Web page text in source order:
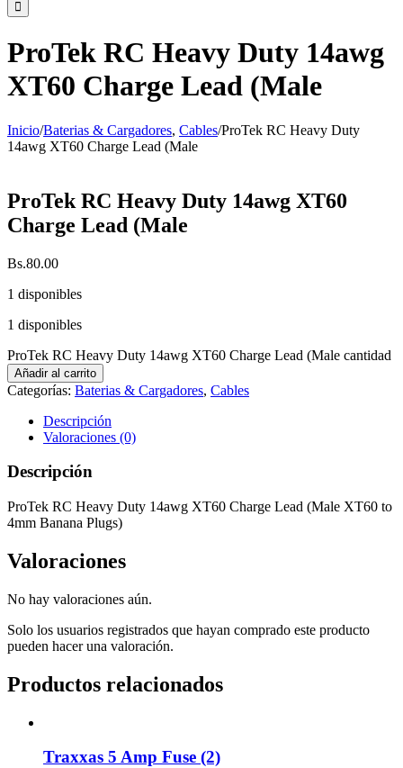
ProTek RC Heavy Duty 14awg
XT60 Charge Lead (Male
Inicio/Baterias & Cargadores, Cables/ProTek RC Heavy Duty
14awg XT60 Charge Lead (Male
ProTek RC Heavy Duty 14awg XT60
Charge Lead (Male
Bs.80.00
1 disponibles
1 disponibles
ProTek RC Heavy Duty 14awg XT60 Charge Lead (Male cantidad
Añadir al carrito
Categorías: Baterias & Cargadores, Cables
Descripción
Valoraciones (0)
Descripción
ProTek RC Heavy Duty 14awg XT60 Charge Lead (Male XT60 to
4mm Banana Plugs)
Valoraciones
No hay valoraciones aún.
Solo los usuarios registrados que hayan comprado este producto
pueden hacer una valoración.
Productos relacionados
Traxxas 5 Amp Fuse (2)